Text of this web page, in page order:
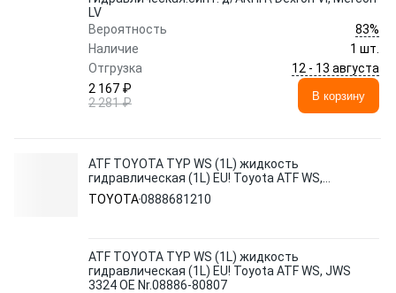
LV
Вероятность
83%
Наличие
1 шт.
Отгрузка
12 - 13 августа
2 167 ₽
2 281 ₽
В корзину
ATF TOYOTA TYP WS (1L) жидкость
гидравлическая (1L) EU! Toyota ATF WS,
JWS 3324 OE Nr.08886-80807
TOYOTA0888681210
ATF TOYOTA TYP WS (1L) жидкость
гидравлическая (1L) EU! Toyota ATF WS, JWS
3324 OE Nr.08886-80807